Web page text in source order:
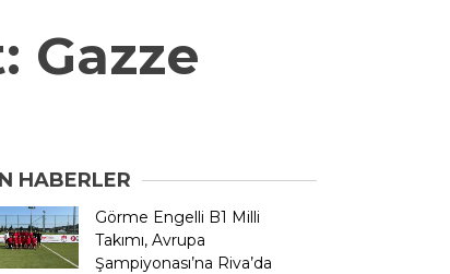
Gazze
HABERLER
Görme Engelli B1 Milli
Takımı, Avrupa
Şampiyonası’na Riva’da